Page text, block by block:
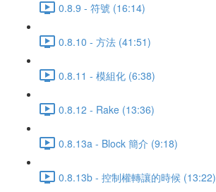
0.8.9 - 符號 (16:14)
0.8.10 - 方法 (41:51)
0.8.11 - 模組化 (6:38)
0.8.12 - Rake (13:36)
0.8.13a - Block 簡介 (9:18)
0.8.13b - 控制權轉讓的時候 (13:22)